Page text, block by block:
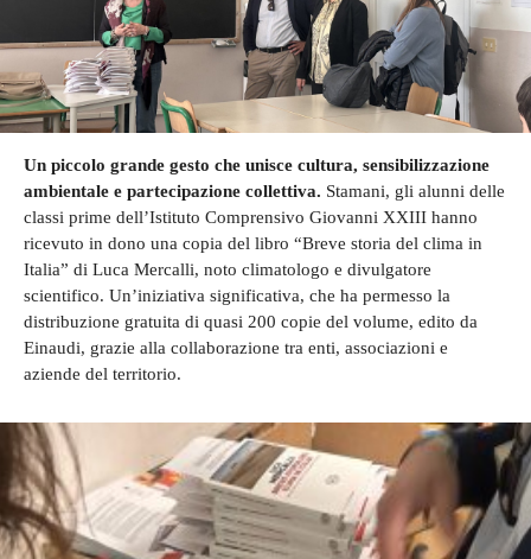
Un piccolo grande gesto che unisce cultura, sensibilizzazione
ambientale e partecipazione collettiva. Stamani, gli alunni delle
classi prime dell’Istituto Comprensivo Giovanni XXIII hanno
ricevuto in dono una copia del libro “Breve storia del clima in
Italia” di Luca Mercalli, noto climatologo e divulgatore
scientifico. Un’iniziativa significativa, che ha permesso la
distribuzione gratuita di quasi 200 copie del volume, edito da
Einaudi, grazie alla collaborazione tra enti, associazioni e
aziende del territorio.